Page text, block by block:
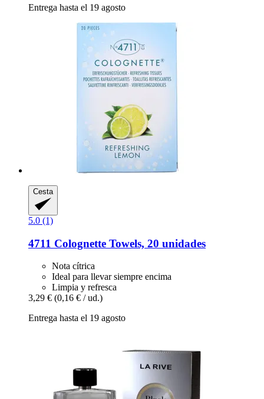
Entrega hasta el 19 agosto
Cesta
5.0 (1)
4711 Colognette Towels, 20 unidades
Nota cítrica
Ideal para llevar siempre encima
Limpia y refresca
3,29 € (0,16 € / ud.)
Entrega hasta el 19 agosto